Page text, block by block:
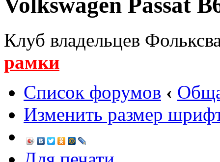
Volkswagen Passat
Клуб владельцев
рамки
Список форумов ‹
Изменить размер